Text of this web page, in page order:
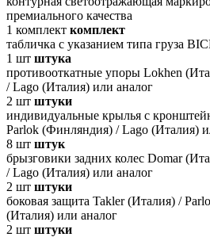
премиального качества
1 комплект комплект
табличка с указанием типа груза
1 шт штука
противооткатные упоры Lokhen
/ Lago (Италия) или аналог
2 шт штуки
индивидуальные крылья с
Parlok (Финляндия) / Lago (Италия)
8 шт штук
брызговики задних колес Domar
/ Lago (Италия) или аналог
2 шт штуки
боковая защита Takler (Италия) /
(Италия) или аналог
2 шт штуки